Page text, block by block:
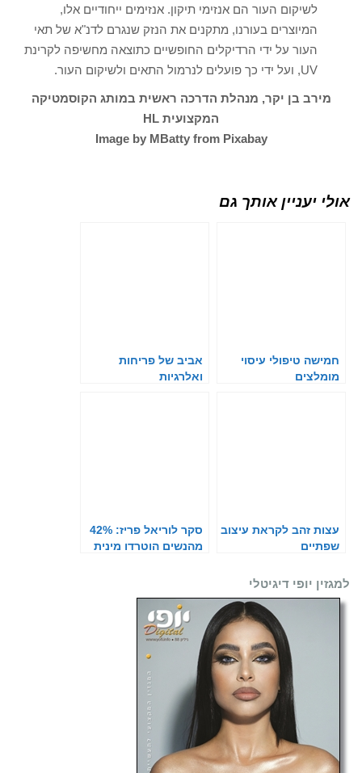
לשיקום העור הם אנזימי תיקון. אנזימים ייחודיים אלו,
המיוצרים בעורנו, מתקנים את הנזק שנגרם לדנ"א של תאי
העור על ידי הרדיקלים החופשיים כתוצאה מחשיפה לקרינת
UV, ועל ידי כך פועלים לנרמול התאים ולשיקום העור.
מירב בן יקר, מנהלת הדרכה ראשית במותג הקוסמטיקה
המקצועית HL
Image by MBatty from Pixabay
אולי יעניין אותך גם
חמישה טיפולי עיסוי
מומלצים
אביב של פריחות
ואלרגיות
עצות זהב לקראת עיצוב
שפתיים
סקר לוריאל פריז: 42%
מהנשים הוטרדו מינית
למגזין יופי דיגיטלי